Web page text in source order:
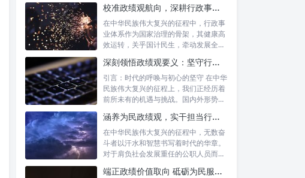
校准政绩观航向，深耕行政事业本职：新时代高质量发展的双重 imperative
在中华民族伟大复兴的征程中，行政事
业体系作为国家治理的骨架，其健康高
效运转，关乎国计民生，牵动发展全
深刻领悟政绩观要义：坚守行政事业初心，绘就为民服务新篇章
引言：时代的呼唤与初心的坚守 在中华
民族伟大复兴的征程上，我们正经历着
前所未有的机遇与挑战。国内外形势复
涵养为民政绩观，实干担当行稳致远：新时代公仆的价值坐标与实践航向
在中华民族伟大复兴的征程中，无数奋
斗者以汗水和智慧书写着时代的华章。
对于肩负社会发展重任的公职人员而
端正政绩价值取向 砥砺为民服务初心：新时代公仆的责任与担当